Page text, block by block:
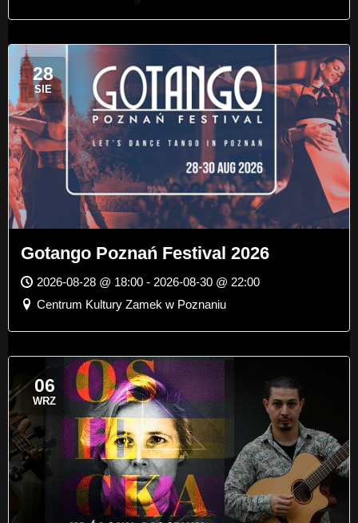
28
SIE
Gotango Poznań Festival 2026
2026-08-28 @ 18:00 - 2026-08-30 @ 22:00
Centrum Kultury Zamek w Poznaniu
06
WRZ